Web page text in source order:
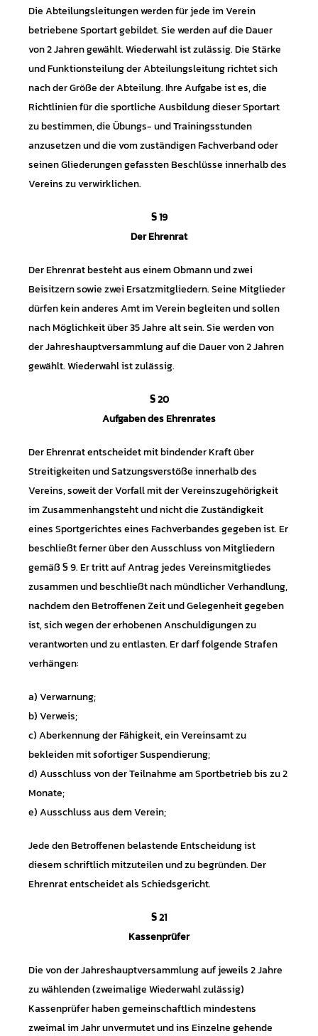
Die Abteilungsleitungen werden für jede im Verein
betriebene Sportart gebildet. Sie werden auf die Dauer
von 2 Jahren gewählt. Wiederwahl ist zulässig. Die Stärke
und Funktionsteilung der Abteilungsleitung richtet sich
nach der Größe der Abteilung. Ihre Aufgabe ist es, die
Richtlinien für die sportliche Ausbildung dieser Sportart
zu bestimmen, die Übungs- und Trainingsstunden
anzusetzen und die vom zuständigen Fachverband oder
seinen Gliederungen gefassten Beschlüsse innerhalb des
Vereins zu verwirklichen.
§ 19
Der Ehrenrat
Der Ehrenrat besteht aus einem Obmann und zwei
Beisitzern sowie zwei Ersatzmitgliedern. Seine Mitglieder
dürfen kein anderes Amt im Verein begleiten und sollen
nach Möglichkeit über 35 Jahre alt sein. Sie werden von
der Jahreshauptversammlung auf die Dauer von 2 Jahren
gewählt. Wiederwahl ist zulässig.
§ 20
Aufgaben des Ehrenrates
Der Ehrenrat entscheidet mit bindender Kraft über
Streitigkeiten und Satzungsverstöße innerhalb des
Vereins, soweit der Vorfall mit der Vereinszugehörigkeit
im Zusammenhangsteht und nicht die Zuständigkeit
eines Sportgerichtes eines Fachverbandes gegeben ist. Er
beschließt ferner über den Ausschluss von Mitgliedern
gemäß § 9. Er tritt auf Antrag jedes Vereinsmitgliedes
zusammen und beschließt nach mündlicher Verhandlung,
nachdem den Betroffenen Zeit und Gelegenheit gegeben
ist, sich wegen der erhobenen Anschuldigungen zu
verantworten und zu entlasten. Er darf folgende Strafen
verhängen:
a) Verwarnung;
b) Verweis;
c) Aberkennung der Fähigkeit, ein Vereinsamt zu
bekleiden mit sofortiger Suspendierung;
d) Ausschluss von der Teilnahme am Sportbetrieb bis zu 2
Monate;
e) Ausschluss aus dem Verein;
Jede den Betroffenen belastende Entscheidung ist
diesem schriftlich mitzuteilen und zu begründen. Der
Ehrenrat entscheidet als Schiedsgericht.
§ 21
Kassenprüfer
Die von der Jahreshauptversammlung auf jeweils 2 Jahre
zu wählenden (zweimalige Wiederwahl zulässig)
Kassenprüfer haben gemeinschaftlich mindestens
zweimal im Jahr unvermutet und ins Einzelne gehende